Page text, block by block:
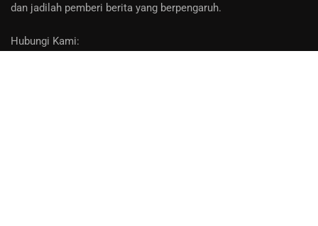
dan jadilah pemberi berita yang berpengaruh.
Hubungi Kami: